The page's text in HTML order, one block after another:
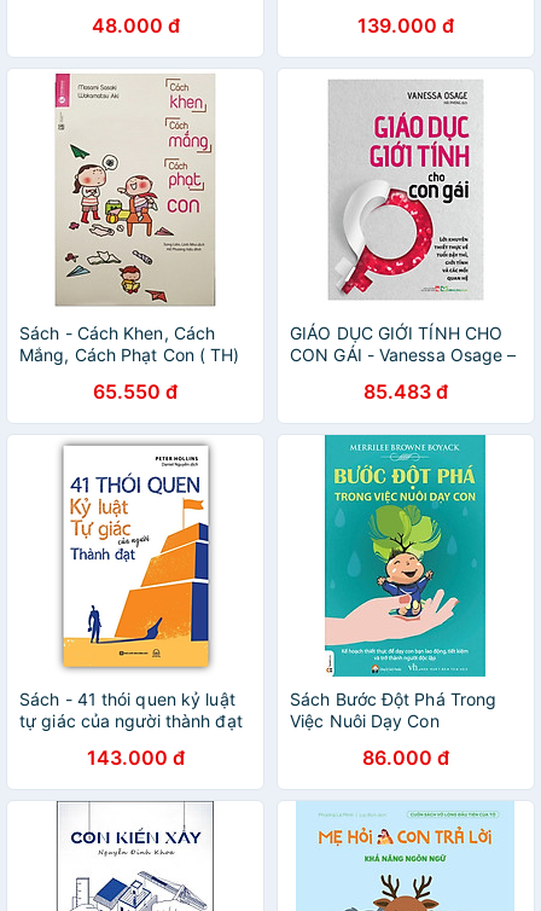
tự hào về quê hương, đất
nước
48.000 đ 139.000 đ
Sách - Cách Khen, Cách
Mắng, Cách Phạt Con ( TH)
65.550 đ
GIÁO DỤC GIỚI TÍNH CHO
CON GÁI - Vanessa Osage –
nữ – Minh Long Book
85.483 đ
Sách - 41 thói quen kỷ luật
tự giác của người thành đạt
143.000 đ
Sách Bước Đột Phá Trong
Việc Nuôi Dạy Con
86.000 đ